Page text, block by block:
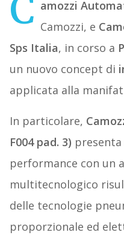
C amozzi
Camozzi, e
Sps Italia, in corso a
un nuovo concept di
applicata alla
In particolare,
F004 pad. 3)
performance con un
multitecnologico
delle tecnologie
proporzionale ed